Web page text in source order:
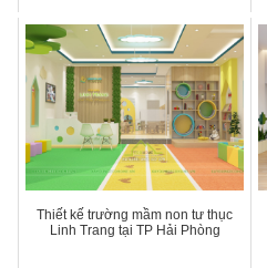
Thiết kế trường mầm non tư thục
Linh Trang tại TP Hải Phòng